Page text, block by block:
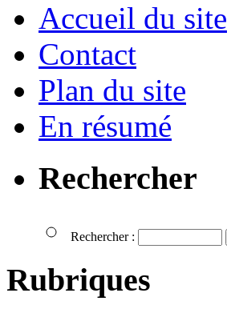
Accueil du site
Contact
Plan du site
En résumé
Rechercher
Rechercher :
Rubriques